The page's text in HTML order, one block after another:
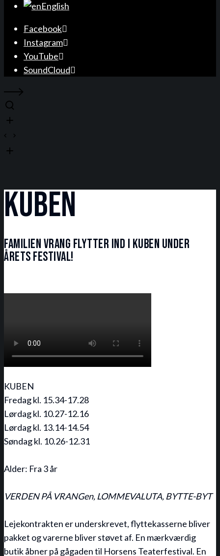
English
Facebook
Instagram
YouTube
SoundCloud
KUBEN
Familien Vrang flytter ind i KUBEN under
årets festival!
KUBEN
Fredag kl. 15.34-17.28
Lørdag kl. 10.27-12.16
Lørdag kl. 13.14-14.54
Søndag kl. 10.26-12.31
Alder: Fra 3 år
VERDEN PÅ VRANGen, LOMMEVALUTA, BYTTE-BYT
Lejekontrakten er underskrevet, flyttekasserne bliver
pakket og varerne bliver støvet af. En mærkværdig
butik åbner på gågaden til Horsens Teaterfestival. En